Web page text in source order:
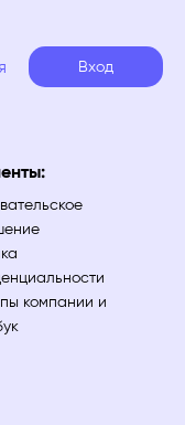
Вход
компании и